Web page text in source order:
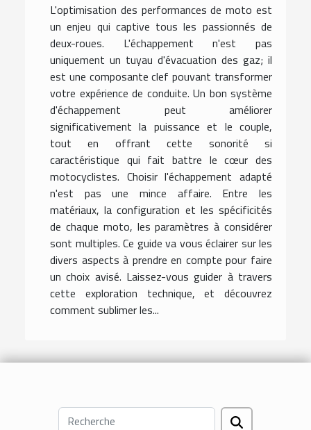
L'optimisation des performances de moto est
un enjeu qui captive tous les passionnés de
deux-roues. L'échappement n'est pas
uniquement un tuyau d'évacuation des gaz; il
est une composante clef pouvant transformer
votre expérience de conduite. Un bon système
d'échappement peut améliorer
significativement la puissance et le couple,
tout en offrant cette sonorité si
caractéristique qui fait battre le cœur des
motocyclistes. Choisir l'échappement adapté
n'est pas une mince affaire. Entre les
matériaux, la configuration et les spécificités
de chaque moto, les paramètres à considérer
sont multiples. Ce guide va vous éclairer sur les
divers aspects à prendre en compte pour faire
un choix avisé. Laissez-vous guider à travers
cette exploration technique, et découvrez
comment sublimer les...